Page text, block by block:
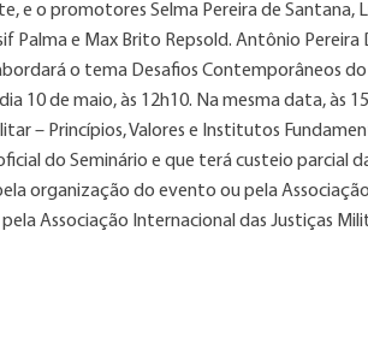
e o promotores Selma Pereira de Santana,
Palma e Max Brito Repsold. Antônio Pereira
o tema Desafios Contemporâneos
10 de maio, às 12h10. Na mesma data, às
– Princípios, Valores e Institutos
do Seminário e que terá custeio parcial
organização do evento ou pela
Associação Internacional das Justiças